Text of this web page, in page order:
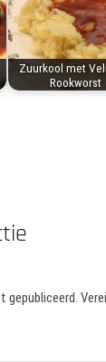
Zuurkool met
Rookworst
gepubliceerd.